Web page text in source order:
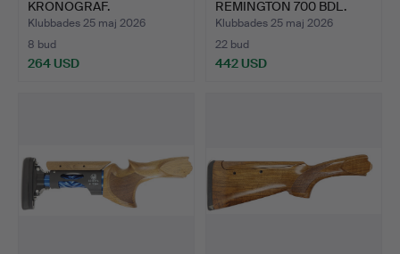
KRONOGRAF.
Klubbades 25 maj 2026
8 bud
264 USD
REMINGTON 700 BDL.
Klubbades 25 maj 2026
22 bud
442 USD